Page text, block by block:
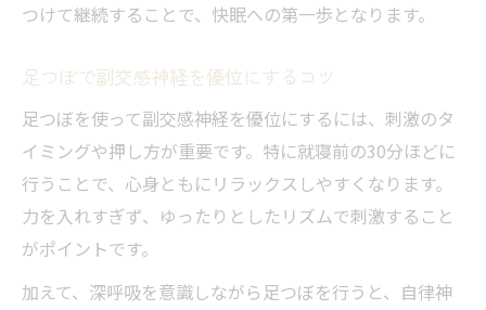
つけて継続することで、快眠への第一歩となります。
足つぼで副交感神経を優位にするコツ
足つぼを使って副交感神経を優位にするには、刺激のタ
イミングや押し方が重要です。特に就寝前の30分ほどに
行うことで、心身ともにリラックスしやすくなります。
力を入れすぎず、ゆったりとしたリズムで刺激すること
がポイントです。
加えて、深呼吸を意識しながら足つぼを行うと、自律神